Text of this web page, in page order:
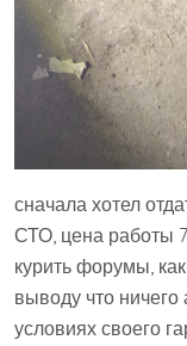
сначала хотел
СТО, цена работы
курить форумы,
выводу что ничего
условиях своего